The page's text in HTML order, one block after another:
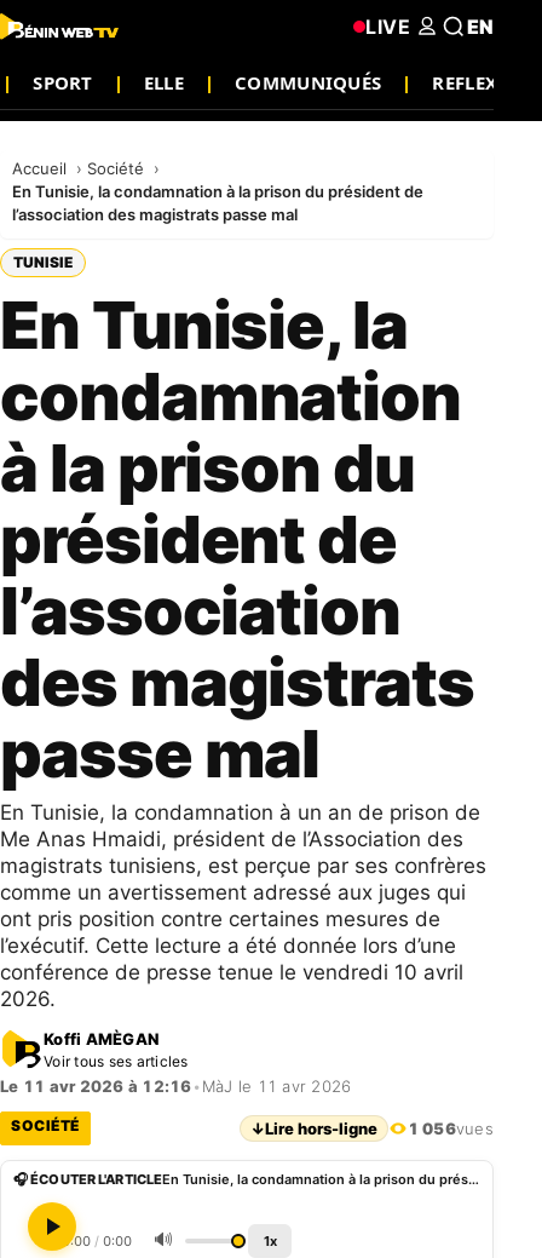
SPORT ELLE COMMUNIQUÉS REFLEXION
LIVE EN
Accueil
Société
En Tunisie, la condamnation à la prison du président de
l’association des magistrats passe mal
TUNISIE
En Tunisie, la
condamnation
à la prison du
président de
l’association
des magistrats
passe mal
En Tunisie, la condamnation à un an de prison de
Me Anas Hmaidi, président de l’Association des
magistrats tunisiens, est perçue par ses confrères
comme un avertissement adressé aux juges qui
ont pris position contre certaines mesures de
l’exécutif. Cette lecture a été donnée lors d’une
conférence de presse tenue le vendredi 10 avril
2026.
Koffi AMÈGAN
Voir tous ses articles
Le 11 avr 2026 à 12:16• MàJ le 11 avr 2026
SOCIÉTÉ ↓Lire hors-ligne 1 056vues
🎧 ÉCOUTER L'ARTICLE En Tunisie, la condamnation à la prison du président de l’association des magistrats passe mal
0:00 / 0:00 🔊 1x